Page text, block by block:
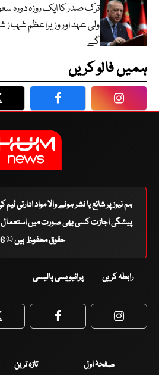
ترک صدر کا ایک روزہ دورہ
ولی عہد اور وزیراعظم
گے
ہمیں فالو کریں
Facebook
ہم نیوز پر شائع یا نشر ہونے والا مواد ادارتی
پیشگی اجازت کسی بھی صورت میں استعمال
حقوق محفوظ ہیں © 2026
رابطہ کریں پرائیویسی پالیسی
Facebook
صفحۂ اول تازہ ترین